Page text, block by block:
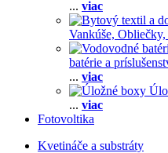
... viac
Vankúše, Obliečky,
batérie a
... viac
... viac
Fotovoltika
Kvetináče a substráty